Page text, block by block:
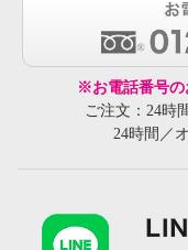
※お電話番号の
ご注文：24時
24時間／